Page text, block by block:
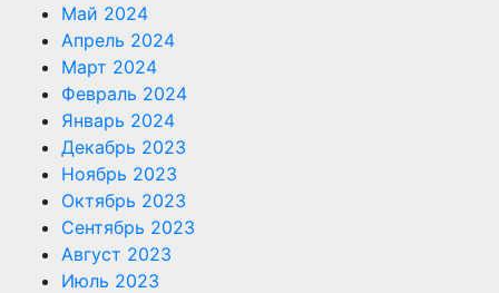
Май 2024
Апрель 2024
Март 2024
Февраль 2024
Январь 2024
Декабрь 2023
Ноябрь 2023
Октябрь 2023
Сентябрь 2023
Август 2023
Июль 2023